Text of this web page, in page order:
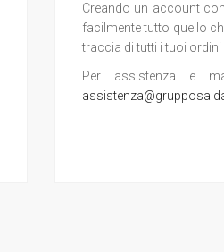
Creando un account
facilmente tutto quello
traccia di tutti i tuoi ordini
Per assistenza e